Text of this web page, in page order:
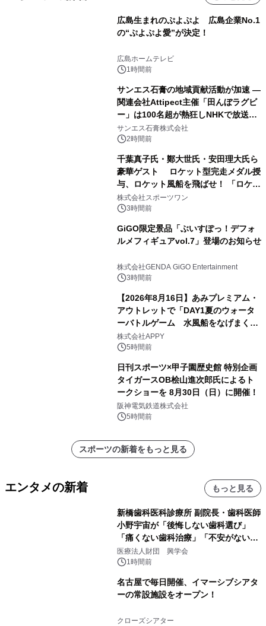
広島生まれのぷよぷよ 広島企業No.1
の“ぷよぷよ愛”が決定！
広島ホームテレビ
1時間前
サンエス石膏の地域貢献活動が加速 ―
関連会社Attipect主催「田んぼラグビ
ー」は100名超が熱狂しNHKで放送さ
れました。
サンエス石膏株式会社
2時間前
千葉真子氏・鄭大世氏・安田理大氏ら
豪華ゲスト ロケット型完走メダル授
与、ロケット風船を飛ばせ！ 「ロケッ
トマラソン2026」開催
株式会社スポーツワン
3時間前
GiGO限定景品「ぶいすぽっ！デフォ
ルメフィギュアvol.7」登場のお知らせ
株式会社GENDA GiGO Entertainment
3時間前
【2026年8月16日】あみプレミアム・
アウトレットで「DAY1夏のウォータ
ーバトルゲーム 水風船をなげまくろ
う！」を開催
株式会社APPY
5時間前
日刊スポーツ×甲子園歴史館 特別企画
タイガースOB桧山進次郎氏によるト
ークショーを 8月30日（日）に開催！
阪神電気鉄道株式会社
5時間前
スポーツの新着をもっと見る
エンタメの新着 もっと見る
新橋歯科医科診療所 副院長・歯科医師
小野宇宙が「後悔しない歯科選び」
「痛くない歯科治療」「不安がない治
療計画」をテーマに専門監修
医療法人財団 興学会
1時間前
名古屋で毎日開催、イマーシブシアタ
ーの常設施設をオープン！
クローズシアター